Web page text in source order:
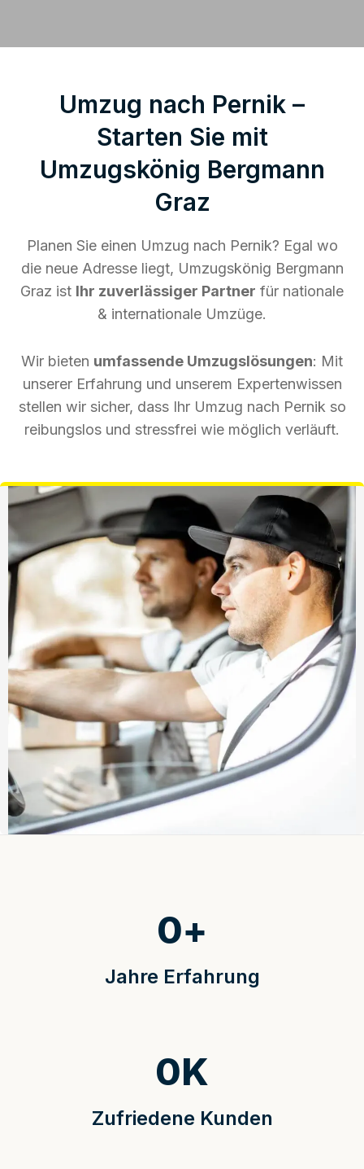
Umzug nach Pernik –
Starten Sie mit
Umzugskönig Bergmann
Graz
Planen Sie einen Umzug nach Pernik? Egal wo
die neue Adresse liegt, Umzugskönig Bergmann
Graz ist Ihr zuverlässiger Partner für nationale
& internationale Umzüge.
Wir bieten umfassende Umzugslösungen: Mit
unserer Erfahrung und unserem Expertenwissen
stellen wir sicher, dass Ihr Umzug nach Pernik so
reibungslos und stressfrei wie möglich verläuft.
Jahre Erfahrung
0+
Zufriedene Kunden
0K